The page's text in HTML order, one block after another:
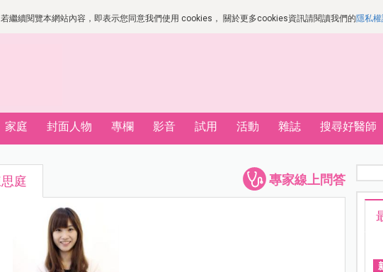
繼續閱覽本網站內容，即表示您同意我們使用 cookies， 關於更多cookies資訊請閱讀我們的隱私權
家庭 封面人物 專欄 影音 試用 活動 雜誌 搜尋好醫師
專家線上問答
庭